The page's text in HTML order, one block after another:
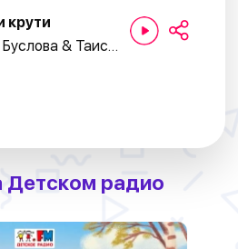
крути
Алиса Буслова & Таисия Скоморохова
Детском радио